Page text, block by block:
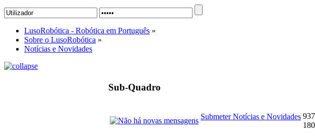
LusoRobótica - Robótica em Português »
Sobre o LusoRobótica »
Notícias e Novidades
Sub-Quadro
Submeter Notícias e Novidades